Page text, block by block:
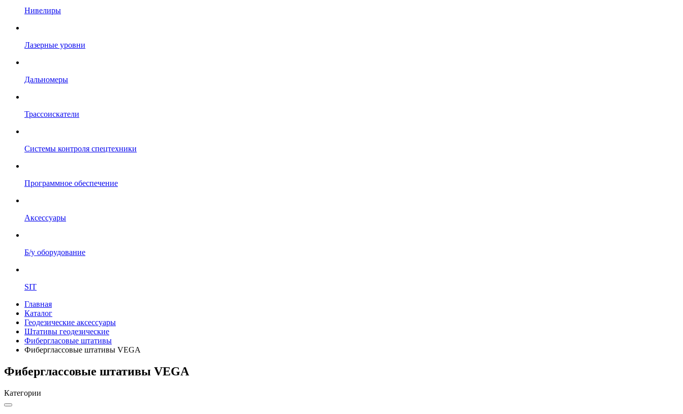
Нивелиры
Лазерные уровни
Дальномеры
Трассоискатели
Системы контроля спецтехники
Программное обеспечение
Аксессуары
Б/у оборудование
SIT
Главная
Каталог
Геодезические аксессуары
Штативы геодезические
Фибергласовые штативы
Фиберглассовые штативы VEGA
Фиберглассовые штативы VEGA
Категории